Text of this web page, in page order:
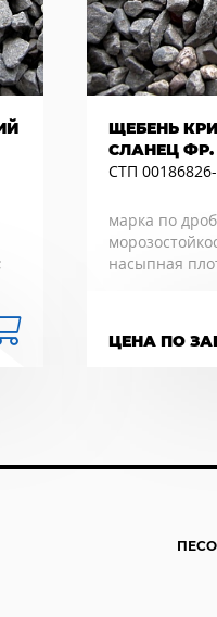
ЩЕБЕНЬ
СЛАНЕЦ ФР.
СТП
марка по
насыпная
ЦЕНА ПО